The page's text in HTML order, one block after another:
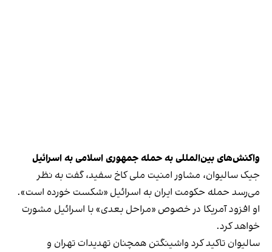
واکنش‌های بین‌المللی به حمله جمهوری اسلامی به اسرائیل
جیک سالیوان، مشاور امنیت ملی کاخ سفید، گفت به نظر
می‌رسد حمله حکومت ایران به اسرائیل «شکست خورده است».
او افزود آمریکا در خصوص «مراحل بعدی» با اسرائیل مشورت
خواهد کرد.
سالیوان تاکید کرد واشینگتن همچنان تهدیدات تهران و